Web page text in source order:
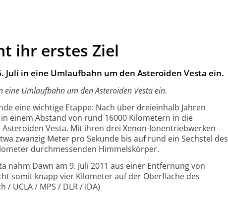
ihr erstes Ziel
Juli in eine Umlaufbahn um den Asteroiden Vesta ein.
eine Umlaufbahn um den Asteroiden Vesta ein.
eine wichtige Etappe: Nach über dreieinhalb Jahren
einem Abstand von rund 16000 Kilometern in die
Vesta. Mit ihren drei Xenon-Ionentriebwerken
zwanzig Meter pro Sekunde bis auf rund ein Sechstel des
durchmessenden Himmelskörper.
nahm Dawn am 9. Juli 2011 aus einer Entfernung von
somit knapp vier Kilometer auf der Oberfläche des
/ UCLA / MPS / DLR / IDA)